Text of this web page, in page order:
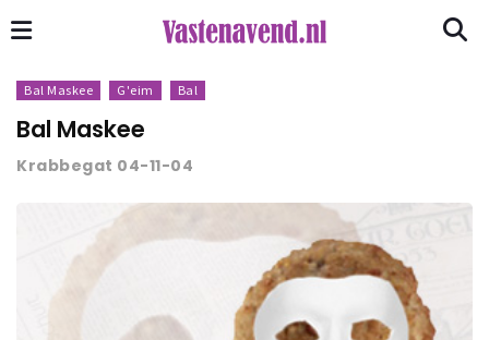
Bal Maskee G'eim Bal
Bal Maskee
Krabbegat 04-11-04